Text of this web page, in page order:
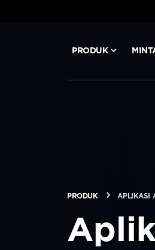
PRODUK
BLOG & BERITA
TENTANG ARITCO
PRODUK APLIKASI